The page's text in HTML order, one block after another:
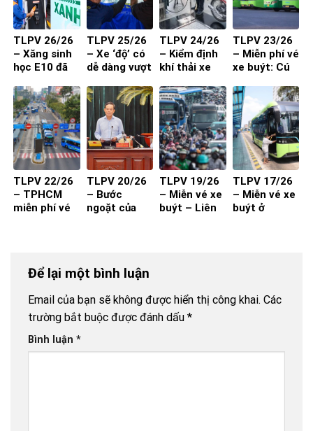
TLPV 26/26
– Xăng sinh
học E10 đã
TLPV 25/26
– Xe ‘độ’ có
dễ dàng vượt
kiểm?
TLPV 24/26
– Kiểm định
khí thải xe
2027 đạt
hiệu quả?
TLPV 23/26
– Miễn phí vé
xe buýt: Cú
kèm chất
lượng và
thuận tiện
TLPV 22/26
– TPHCM
miễn phí vé
buýt đột
TLPV 20/26
– Bước
ngoặt của
TLPV 19/26
– Miễn vé xe
buýt – Liên
TLPV 17/26
– Miễn vé xe
buýt ở
Để lại một bình luận
Email của bạn sẽ không được hiển thị công khai. Các
trường bắt buộc được đánh dấu *
Bình luận *